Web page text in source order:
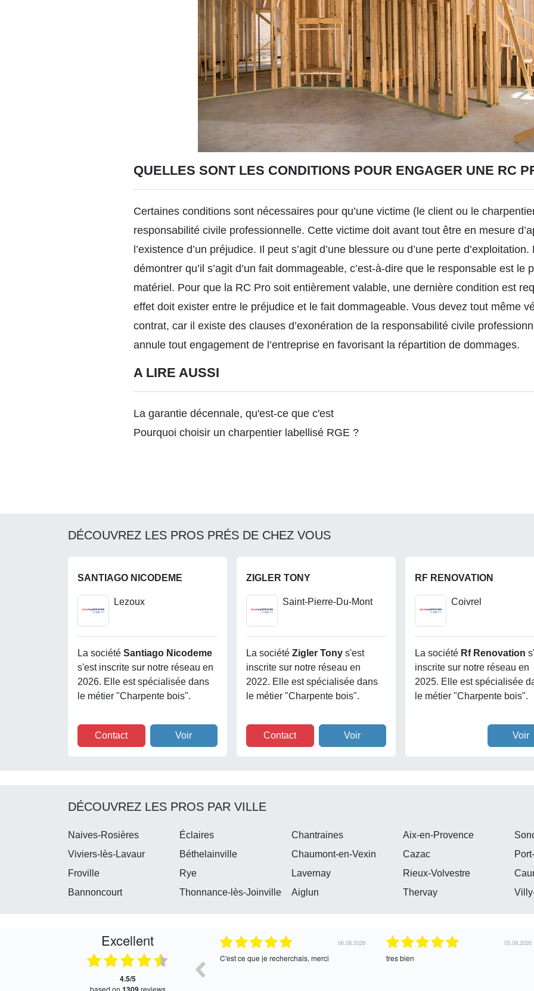
QUELLES SONT LES CONDITIONS POUR ENGAGER UNE RC
Certaines conditions sont nécessaires pour qu’une victime (le client ou le
responsabilité civile professionnelle. Cette victime doit avant tout être en mesure
l’existence d’un préjudice. Il peut s’agit d’une blessure ou d’une perte
démontrer qu’il s’agit d’un fait dommageable, c’est-à-dire que le responsable est le
matériel. Pour que la RC Pro soit entièrement valable, une dernière condition est
effet doit exister entre le préjudice et le fait dommageable. Vous devez tout même
contrat, car il existe des clauses d’exonération de la responsabilité civile
annule tout engagement de l’entreprise en favorisant la répartition de dommages.
A LIRE AUSSI
La garantie décennale, qu'est-ce que c'est
Pourquoi choisir un charpentier labellisé RGE ?
DÉCOUVREZ LES PROS PRÉS DE CHEZ VOUS
SANTIAGO NICODEME
Lezoux
La société Santiago Nicodeme
s'est inscrite sur notre réseau en
2026. Elle est spécialisée dans
le métier "Charpente bois".
Contact Voir
ZIGLER TONY
Saint-Pierre-Du-Mont
La société Zigler Tony s'est
inscrite sur notre réseau en
2022. Elle est spécialisée dans
le métier "Charpente bois".
Contact Voir
RF RENOVATION
Coivrel
La société Rf Renovation
inscrite sur notre réseau en
2025. Elle est spécialisée
le métier "Charpente bois".
Voir
DÉCOUVREZ LES PROS PAR VILLE
Naives-Rosières Éclaires Chantraines Aix-en-Provence
Viviers-lès-Lavaur
Béthelainville Chaumont-en-Vexin Cazac
Froville
Rye Lavernay Rieux-Volvestre
Bannoncourt
Thonnance-lès-Joinville Aiglun Thervay
Excellent
4.5/5
based on reviews
Satisfait, retour rapide !
04.08.2026
Très bon service !
04.08.2026
oui, merci